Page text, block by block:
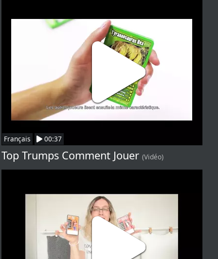
Français 00:37
Top Trumps Comment Jouer (Vidéo)